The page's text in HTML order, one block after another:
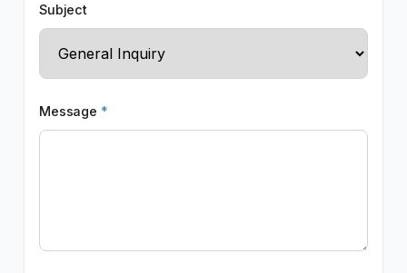
Subject
Message *